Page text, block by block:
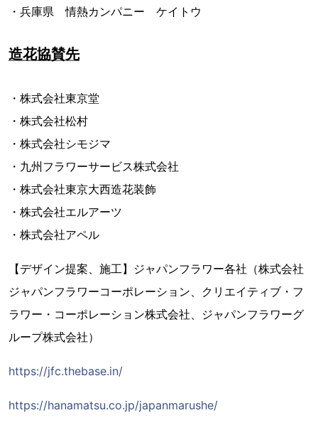
・兵庫県 情熱カンパニー ケイトウ
造花協賛先
・株式会社東京堂
・株式会社松村
・株式会社シモジマ
・九州フラワーサービス株式会社
・株式会社東京大西造花装飾
・株式会社エルアーツ
・株式会社アペル
【デザイン提案、施工】ジャパンフラワー各社（株式会社
ジャパンフラワーコーポレーション、クリエイティブ・フ
ラワー・コーポレーション株式会社、ジャパンフラワーグ
ループ株式会社）
https://jfc.thebase.in/
https://hanamatsu.co.jp/japanmarushe/